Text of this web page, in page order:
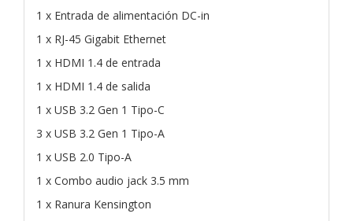
1 x Entrada de alimentación DC-in
1 x RJ-45 Gigabit Ethernet
1 x HDMI 1.4 de entrada
1 x HDMI 1.4 de salida
1 x USB 3.2 Gen 1 Tipo-C
3 x USB 3.2 Gen 1 Tipo-A
1 x USB 2.0 Tipo-A
1 x Combo audio jack 3.5 mm
1 x Ranura Kensington